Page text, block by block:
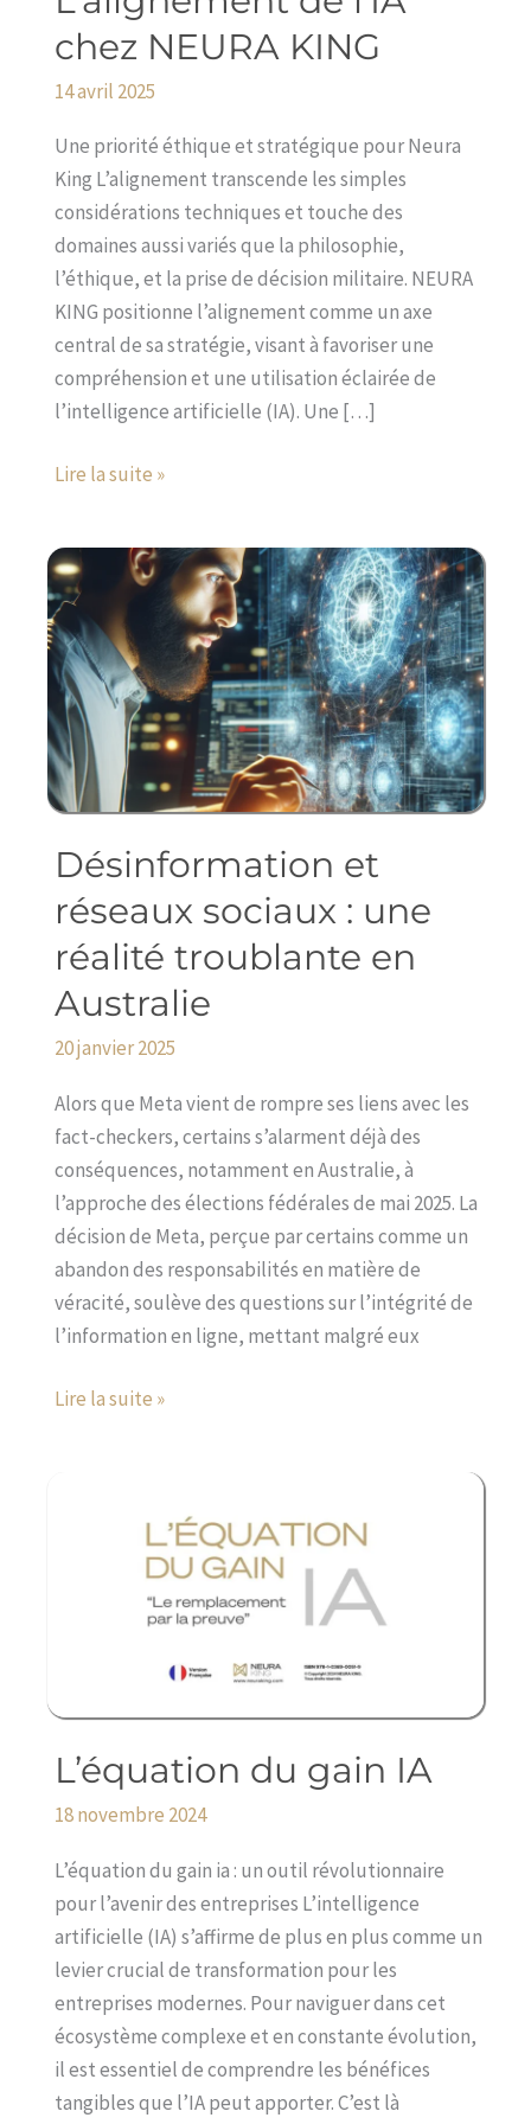
chez NEURA KING
14 avril 2025
Une priorité éthique et stratégique pour Neura
King L’alignement transcende les simples
considérations techniques et touche des
domaines aussi variés que la philosophie,
l’éthique, et la prise de décision militaire. NEURA
KING positionne l’alignement comme un axe
central de sa stratégie, visant à favoriser une
compréhension et une utilisation éclairée de
l’intelligence artificielle (IA). Une […]
l’IA
chez
KING
Lire la suite »
Désinformation et
réseaux sociaux : une
réalité troublante en
Australie
20 janvier 2025
Alors que Meta vient de rompre ses liens avec les
fact-checkers, certains s’alarment déjà des
conséquences, notamment en Australie, à
l’approche des élections fédérales de mai 2025. La
décision de Meta, perçue par certains comme un
abandon des responsabilités en matière de
véracité, soulève des questions sur l’intégrité de
l’information en ligne, mettant malgré eux
Désinformation
réseaux
sociaux
une
réalité
troublante
en
Australie
Lire la suite »
L’équation du gain IA
18 novembre 2024
L’équation du gain ia : un outil révolutionnaire
pour l’avenir des entreprises L’intelligence
artificielle (IA) s’affirme de plus en plus comme un
levier crucial de transformation pour les
entreprises modernes. Pour naviguer dans cet
écosystème complexe et en constante évolution,
il est essentiel de comprendre les bénéfices
tangibles que l’IA peut apporter. C’est là
L’équation
gain
IA